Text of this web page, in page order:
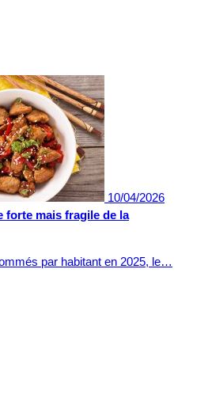
10/04/2026
forte mais fragile de la
par habitant en 2025, le…